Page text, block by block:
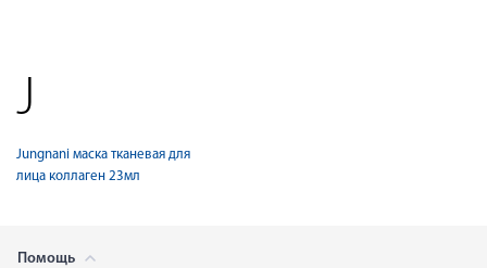
J
Jungnani маска тканевая для
лица коллаген 23мл
Помощь